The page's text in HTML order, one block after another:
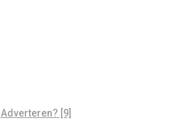
Adverteren? [9]